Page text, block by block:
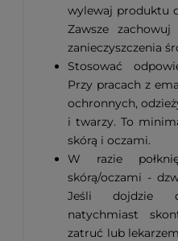
wylewaj produktu
Zawsze
zanieczyszczenia
Stosować
Przy pracach z
ochronnych,
i twarzy. To
skórą i oczami.
W razie
skórą/oczami -
Jeśli dojdzie
natychmiast
zatruć lub